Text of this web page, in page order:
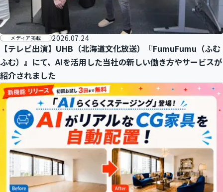
【テレビ出演】UHB（北海道文化放送）『FumuFumu（ふむ
ふむ）』にて、AIを活用した当社の新しい働き方やサービスが
紹介されました
メディア掲載 2026.07.24